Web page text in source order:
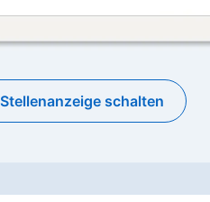
Stellenanzeige schalten
opens in a new